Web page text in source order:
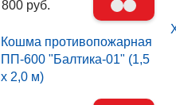
800 руб.
Кошма противопожарная
ПП-600 "Балтика-01" (1,5
х 2,0 м)